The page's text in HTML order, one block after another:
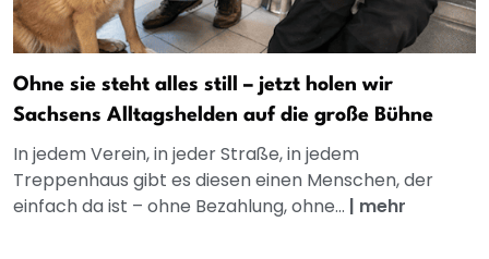
Ohne sie steht alles still – jetzt holen wir
Sachsens Alltagshelden auf die große Bühne
In jedem Verein, in jeder Straße, in jedem
Treppenhaus gibt es diesen einen Menschen, der
einfach da ist – ohne Bezahlung, ohne... | mehr